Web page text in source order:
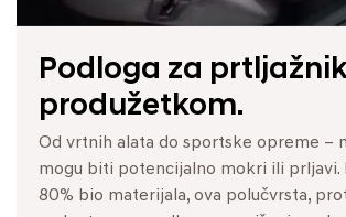
Podloga za
produžetkom.
Od vrtnih alata do sportske opreme –
mogu biti potencijalno mokri ili prljavi.
80% bio materijala, ova polučvrsta,
Podnica za
Robusna zaštita za područje
rubovi štite od prljavštine, blata i
čuvajući tkanine i materijale Vaše
Podloga za
obostrana.
Uživajte u dvostrukoj zaštiti s dvije
visokokvalitetnim velurom s jedne
izdržljivom otpornom površinom na